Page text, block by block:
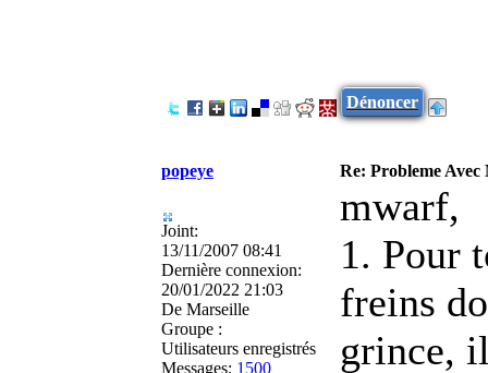
Dénoncer
popeye Re: Probleme
Joint:
13/11/2007 08:41
Dernière connexion:
20/01/2022 21:03
De Marseille
Groupe :
Utilisateurs enregistrés
Messages: 1500
mwarf,
1. Pour
freins
grince,